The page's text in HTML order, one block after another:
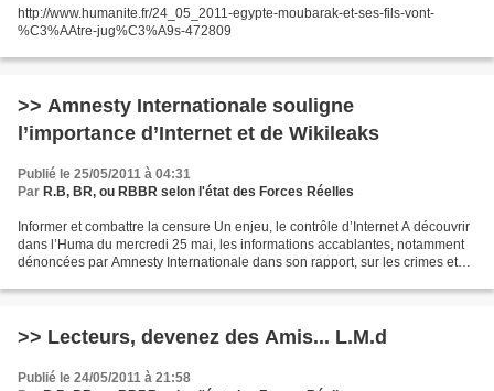
http://www.humanite.fr/24_05_2011-egypte-moubarak-et-ses-fils-vont-
%C3%AAtre-jug%C3%A9s-472809
>> Amnesty Internationale souligne
l’importance d’Internet et de Wikileaks
Publié le 25/05/2011 à 04:31
Par R.B, BR, ou RBBR selon l'état des Forces Réelles
Informer et combattre la censure Un enjeu, le contrôle d’Internet A découvrir
dans l’Huma du mercredi 25 mai, les informations accablantes, notamment
dénoncées par Amnesty Internationale dans son rapport, sur les crimes et
>> Lecteurs, devenez des Amis... L.M.d
Publié le 24/05/2011 à 21:58